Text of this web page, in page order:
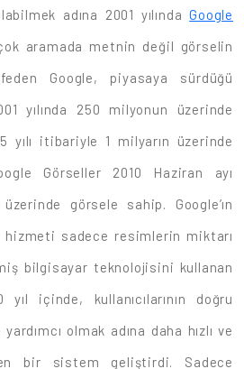
adına 2001 yılındaGoogle
aramada metnin değil görselin
Google, piyasaya sürdüğü
yılında 250 milyonun üzerinde
yılı itibariyle 1 milyarın üzerinde
Görseller 2010 Haziran ayı
görsele sahip. Google’ın
hizmeti sadece resimlerin miktarı
bilgisayar teknolojisini kullanan
içinde, kullanıcılarının doğru
olmak adına daha hızlı ve
bir sistem geliştirdi. Sadece